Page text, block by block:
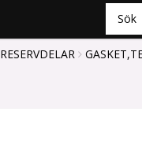
RESERVDELAR